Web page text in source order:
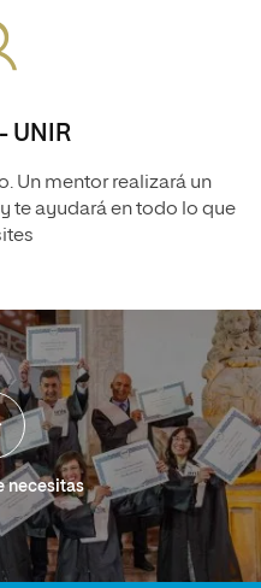
UNIR
Un mentor realizará un
te ayudará en todo lo que
necesitas